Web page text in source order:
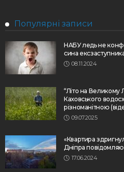
Популярні записи
НАБУ ледь не
сина
08.11.2024
“Літо на Великому
Каховського
різноманітною
09.07.2025
«Квартира
Дніпра
17.06.2024